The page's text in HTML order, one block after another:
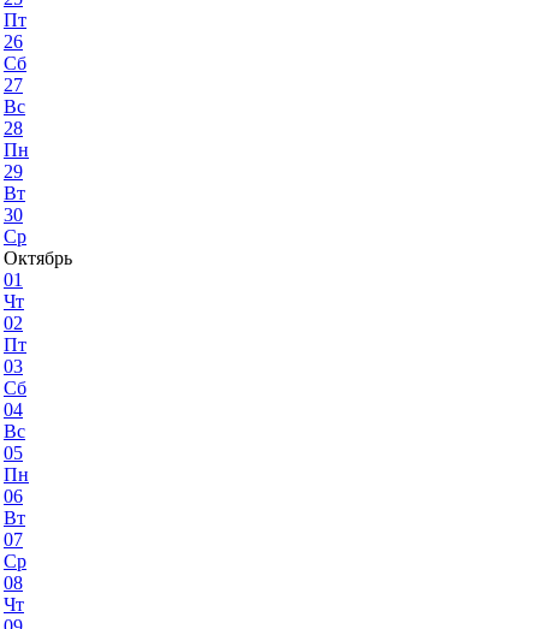
Пт
26
Сб
27
Вс
28
Пн
29
Вт
30
Ср
Октябрь
01
Чт
02
Пт
03
Сб
04
Вс
05
Пн
06
Вт
07
Ср
08
Чт